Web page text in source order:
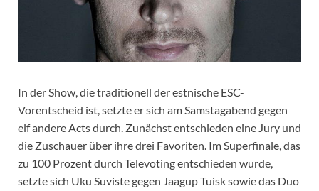
In der Show, die traditionell der estnische ESC-
Vorentscheid ist, setzte er sich am Samstagabend gegen
elf andere Acts durch. Zunächst entschieden eine Jury und
die Zuschauer über ihre drei Favoriten. Im Superfinale, das
zu 100 Prozent durch Televoting entschieden wurde,
setzte sich Uku Suviste gegen Jaagup Tuisk sowie das Duo